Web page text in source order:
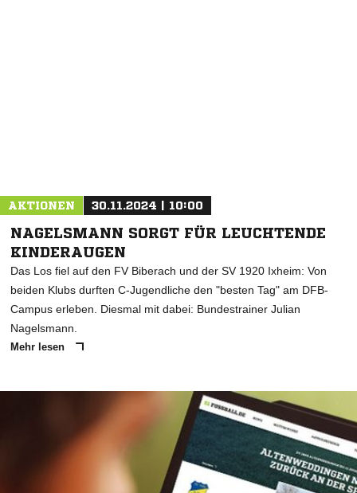
AKTIONEN 30.11.2024 | 10:00
NAGELSMANN SORGT FÜR LEUCHTENDE
KINDERAUGEN
Das Los fiel auf den FV Biberach und der SV 1920 Ixheim: Von
beiden Klubs durften C-Jugendliche den "besten Tag" am DFB-
Campus erleben. Diesmal mit dabei: Bundestrainer Julian
Nagelsmann.
Mehr lesen